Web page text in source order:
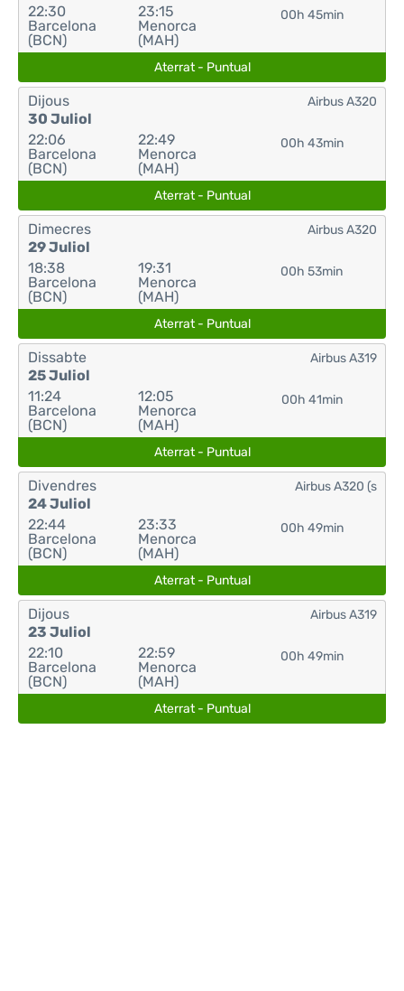
22:30
Barcelona
(BCN)
23:15
Menorca
(MAH)
00h 45min
Aterrat - Puntual
Dijous
30 Juliol
22:06
Barcelona
(BCN)
22:49
Menorca
(MAH)
00h 43min
Airbus A320
Aterrat - Puntual
Dimecres
29 Juliol
18:38
Barcelona
(BCN)
19:31
Menorca
(MAH)
00h 53min
Airbus A320
Aterrat - Puntual
Dissabte
25 Juliol
11:24
Barcelona
(BCN)
12:05
Menorca
(MAH)
00h 41min
Airbus A319
Aterrat - Puntual
Divendres
24 Juliol
22:44
Barcelona
(BCN)
23:33
Menorca
(MAH)
00h 49min
Airbus A320 (s
Aterrat - Puntual
Dijous
23 Juliol
22:10
Barcelona
(BCN)
22:59
Menorca
(MAH)
00h 49min
Airbus A319
Aterrat - Puntual